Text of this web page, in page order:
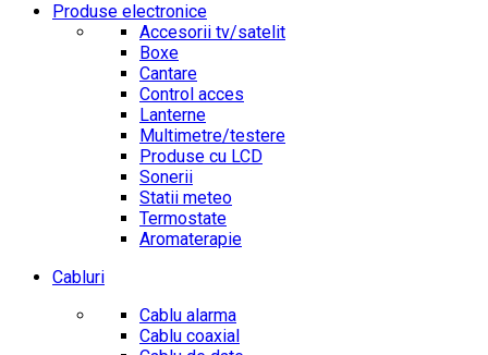
Produse electronice
Accesorii tv/satelit
Boxe
Cantare
Control acces
Lanterne
Multimetre/testere
Produse cu LCD
Sonerii
Statii meteo
Termostate
Aromaterapie
Cabluri
Cablu alarma
Cablu coaxial